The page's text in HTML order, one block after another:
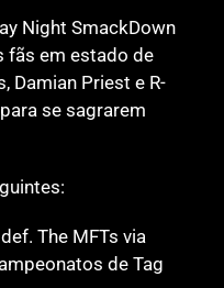
Night SmackDown
fãs em estado de
Damian Priest e R-
se sagrarem
The MFTs via
de Tag